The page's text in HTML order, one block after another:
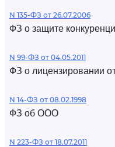
N 135-ФЗ от 26.07.2006
ФЗ о защите
N 99-ФЗ от 04.05.2011
ФЗ о лицензировании
N 14-ФЗ от 08.02.1998
ФЗ об ООО
N 223-ФЗ от 18.07.2011